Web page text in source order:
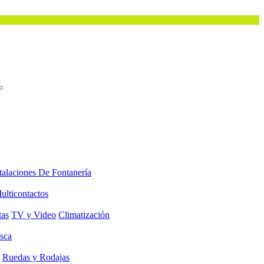
De Fontanería
TV y Video Climatización
Ruedas y Rodajas